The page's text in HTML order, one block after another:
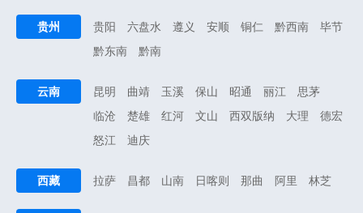
贵州 贵阳 六盘水 遵义 安顺 铜仁 黔西南
毕节
黔东南
黔南
云南 昆明 曲靖 玉溪 保山 昭通 丽江
思茅
临沧
楚雄 红河 文山 西双版纳 大理
德宏
怒江
迪庆
西藏 拉萨 昌都 山南 日喀则 那曲 阿里 林芝